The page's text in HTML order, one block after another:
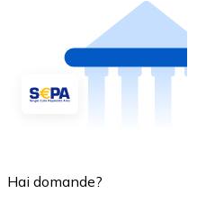
Hai domande?